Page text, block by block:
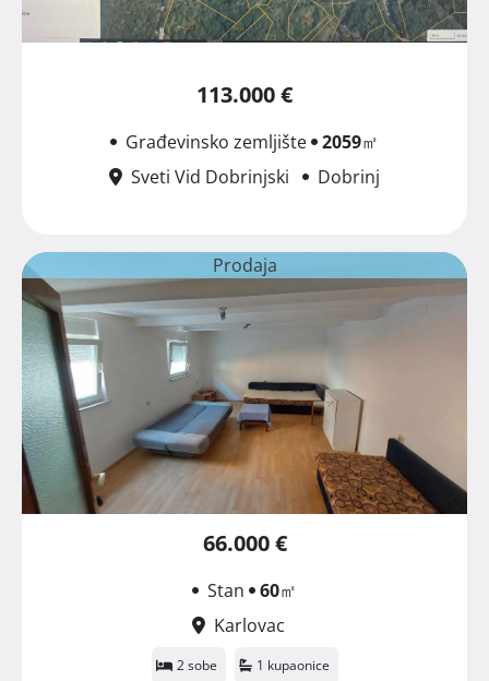
113.000 €
Građevinsko zemljište 2059㎡
Sveti Vid Dobrinjski
Dobrinj
Prodaja
66.000 €
Stan 60㎡
Karlovac
2 sobe 1 kupaonice